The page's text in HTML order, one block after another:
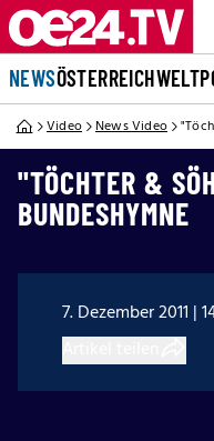
NEWSÖSTERREICHWELT
Video News Video
"TÖCHTER &
BUNDESHYMNE
7. Dezember 2011 |